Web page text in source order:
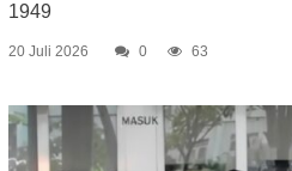
1949
20 Juli 2026 0 63